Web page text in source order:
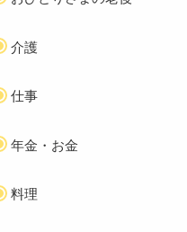
介護
仕事
年金・お金
料理